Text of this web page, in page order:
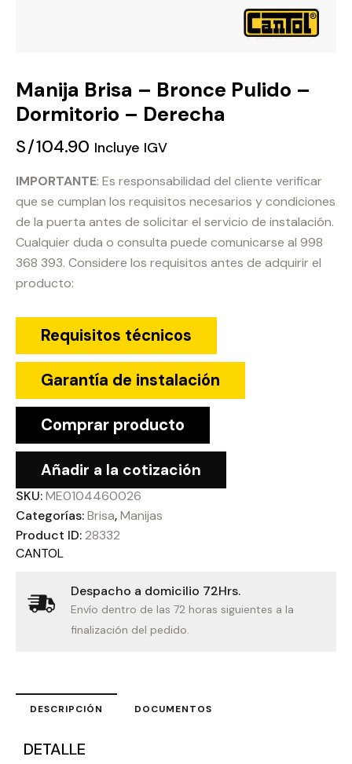
Manija Brisa – Bronce Pulido –
Dormitorio – Derecha
S/104.90 Incluye IGV
IMPORTANTE: Es responsabilidad del cliente verificar
que se cumplan los requisitos necesarios y condiciones
de la puerta antes de solicitar el servicio de instalación.
Cualquier duda o consulta puede comunicarse al 998
368 393. Considere los requisitos antes de adquirir el
producto:
Requisitos técnicos
Garantía de instalación
Comprar producto
Añadir a la cotización
SKU:ME0104460026
Categorías:Brisa,Manijas
Product ID:28332
CANTOL
Despacho a domicilio 72Hrs.
Envío dentro de las 72 horas siguientes a la
finalización del pedido.
DESCRIPCIÓN DOCUMENTOS
DETALLE